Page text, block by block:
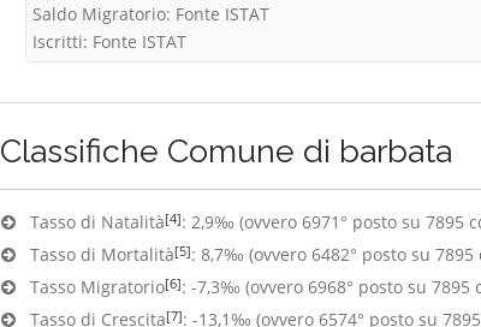
Saldo Migratorio: Fonte ISTAT
Iscritti: Fonte ISTAT
Classifiche Comune di barbata
Tasso di Natalità[4]: 2,9‰ (ovvero 6971° posto su 7895
Tasso di Mortalità[5]: 8,7‰ (ovvero 6482° posto su 7895
Tasso Migratorio[6]: -7,3‰ (ovvero 6968° posto su 7895
Tasso di Crescita[7]: -13,1‰ (ovvero 6574° posto su